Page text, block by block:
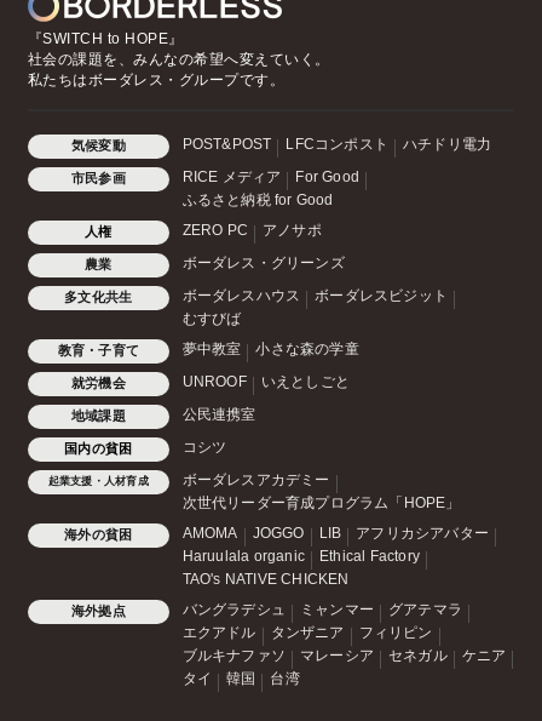
『SWITCH to HOPE』
社会の課題を、みんなの希望へ変えていく。
私たちはボーダレス・グループです。
気候変動 POST&POST LFCコンポスト ハチドリ電力
市民参画 RICE メディア
For Good
ふるさと納税 for Good
人権 ZERO PC アノサポ
農業 ボーダレス・グリーンズ
多文化共生 ボーダレスハウス
ボーダレスビジット
むすびば
教育・子育て 夢中教室 小さな森の学童
就労機会 UNROOF いえとしごと
地域課題 公民連携室
国内の貧困 コシツ
起業支援・人材育成
ボーダレスアカデミー
次世代リーダー育成プログラム「HOPE」
海外の貧困 AMOMA JOGGO LIB
アフリカシアバター
Haruulala organic
Ethical Factory
TAO's NATIVE CHICKEN
海外拠点 バングラデシュ ミャンマー
グアテマラ
エクアドル
タンザニア
フィリピン
ブルキナファソ
マレーシア セネガル
ケニア
タイ
韓国 台湾